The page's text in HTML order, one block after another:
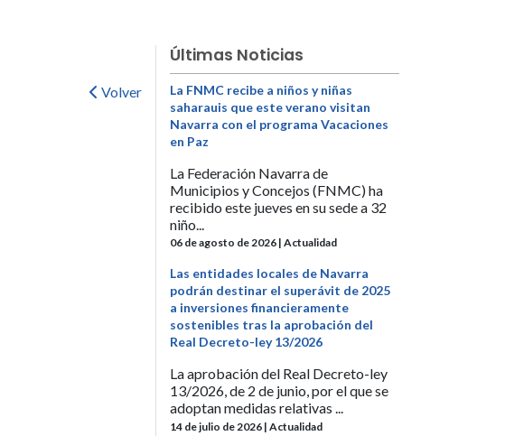
Volver
Últimas Noticias
La FNMC recibe a niños y niñas
saharauis que este verano visitan
Navarra con el programa Vacaciones
en Paz
La Federación Navarra de
Municipios y Concejos (FNMC) ha
recibido este jueves en su sede a 32
niño...
06 de agosto de 2026 | Actualidad
Las entidades locales de Navarra
podrán destinar el superávit de 2025
a inversiones financieramente
sostenibles tras la aprobación del
Real Decreto-ley 13/2026
La aprobación del Real Decreto-ley
13/2026, de 2 de junio, por el que se
adoptan medidas relativas ...
14 de julio de 2026 | Actualidad